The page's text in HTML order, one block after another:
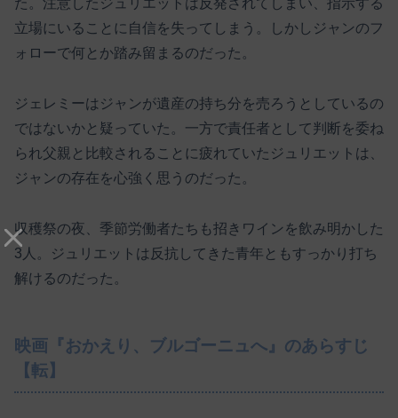
た。注意したジュリエットは反発されてしまい、指示する
立場にいることに自信を失ってしまう。しかしジャンのフ
ォローで何とか踏み留まるのだった。
ジェレミーはジャンが遺産の持ち分を売ろうとしているの
ではないかと疑っていた。一方で責任者として判断を委ね
られ父親と比較されることに疲れていたジュリエットは、
ジャンの存在を心強く思うのだった。
収穫祭の夜、季節労働者たちも招きワインを飲み明かした
3人。ジュリエットは反抗してきた青年ともすっかり打ち
解けるのだった。
映画『おかえり、ブルゴーニュへ』のあらすじ
【転】